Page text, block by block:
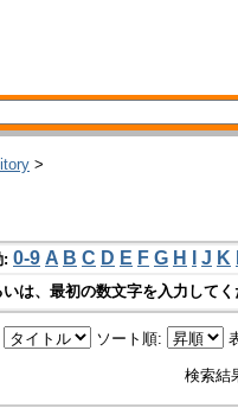
>
: 0-9 A B C D E F G H J K
いは、最初の数文字を入力してく
ソート順:
検索結